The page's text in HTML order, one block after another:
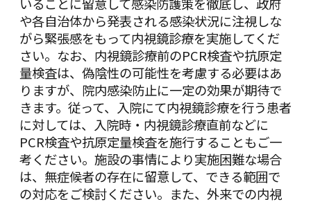
いることに留意して感染防護策を徹底し、政府
や各自治体から発表される感染状況に注視しな
がら緊張感をもって内視鏡診療を実施してくだ
さい。なお、内視鏡診療前のPCR検査や抗原定
量検査は、偽陰性の可能性を考慮する必要はあ
りますが、院内感染防止に一定の効果が期待で
きます。従って、入院にて内視鏡診療を行う患者
に対しては、入院時・内視鏡診療直前などに
PCR検査や抗原定量検査を施行することもご一
考ください。施設の事情により実施困難な場合
は、無症候者の存在に留意して、できる範囲で
の対応をご検討ください。また、外来での内視